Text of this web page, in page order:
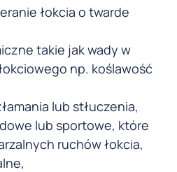
łokcia o twarde
takie jak wady w
np. koślawość
lub stłuczenia,
lub sportowe, które
ruchów łokcia,